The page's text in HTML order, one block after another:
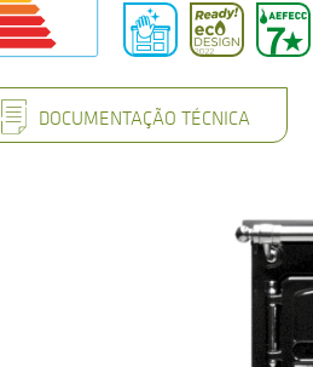
DOCUMENTAÇÃO TÉCNICA